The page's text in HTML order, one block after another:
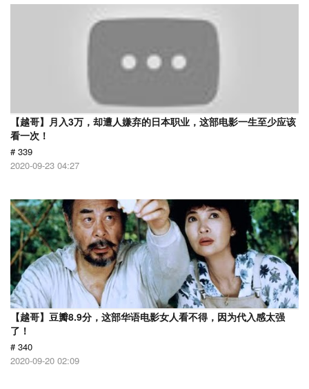
【越哥】月入3万，却遭人嫌弃的日本职业，这部电影一生至少应该
看一次！
# 339
2020-09-23 04:27
【越哥】豆瓣8.9分，这部华语电影女人看不得，因为代入感太强
了！
# 340
2020-09-20 02:09